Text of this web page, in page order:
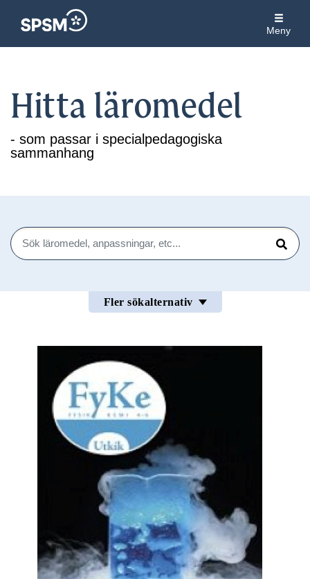
Meny
Hitta läromedel
- som passar i specialpedagogiska
sammanhang
Sök
Sök
Fler sökalternativ